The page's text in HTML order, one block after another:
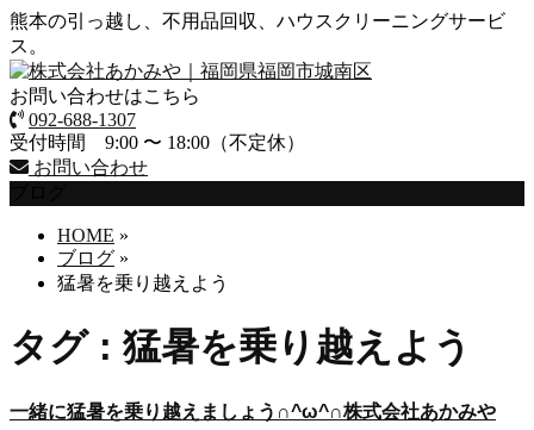
熊本の引っ越し、不用品回収、ハウスクリーニングサービ
ス。
お問い合わせはこちら
092-688-1307
受付時間 9:00 〜 18:00（不定休）
お問い合わせ
HOME »
ブログ »
猛暑を乗り越えよう
タグ : 猛暑を乗り越えよう
一緒に猛暑を乗り越えましょう∩^ω^∩株式会社あかみや